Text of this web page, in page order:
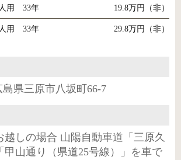
用 33年 19.8万円（非）
用 33年 29.8万円（非）
県三原市八坂町66-7
しの場合 山陽自動車道「三原久
甲山通り（県道25号線）」を車で